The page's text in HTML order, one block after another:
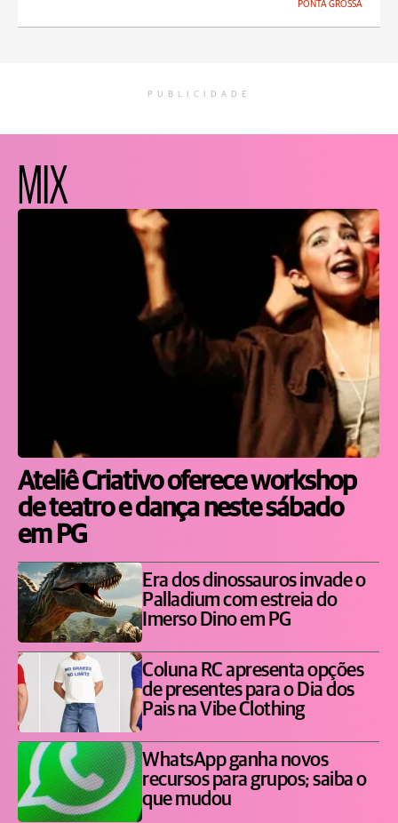
PONTA GROSSA
PUBLICIDADE
MIX
Ateliê Criativo oferece workshop
de teatro e dança neste sábado
em PG
Era dos dinossauros invade o
Palladium com estreia do
Imerso Dino em PG
Coluna RC apresenta opções
de presentes para o Dia dos
Pais na Vibe Clothing
WhatsApp ganha novos
recursos para grupos; saiba o
que mudou